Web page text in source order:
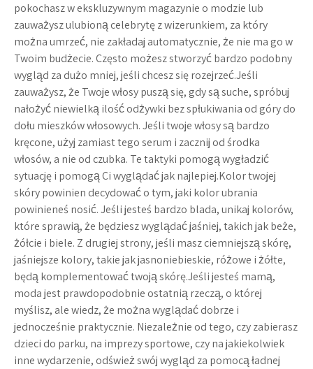
pokochasz w ekskluzywnym magazynie o modzie lub
zauważysz ulubioną celebrytę z wizerunkiem, za który
można umrzeć, nie zakładaj automatycznie, że nie ma go w
Twoim budżecie. Często możesz stworzyć bardzo podobny
wygląd za dużo mniej, jeśli chcesz się rozejrzeć.Jeśli
zauważysz, że Twoje włosy puszą się, gdy są suche, spróbuj
nałożyć niewielką ilość odżywki bez spłukiwania od góry do
dołu mieszków włosowych. Jeśli twoje włosy są bardzo
kręcone, użyj zamiast tego serum i zacznij od środka
włosów, a nie od czubka. Te taktyki pomogą wygładzić
sytuację i pomogą Ci wyglądać jak najlepiej.Kolor twojej
skóry powinien decydować o tym, jaki kolor ubrania
powinieneś nosić. Jeśli jesteś bardzo blada, unikaj kolorów,
które sprawią, że będziesz wyglądać jaśniej, takich jak beże,
żółcie i biele. Z drugiej strony, jeśli masz ciemniejszą skórę,
jaśniejsze kolory, takie jak jasnoniebieskie, różowe i żółte,
będą komplementować twoją skórę.Jeśli jesteś mamą,
moda jest prawdopodobnie ostatnią rzeczą, o której
myślisz, ale wiedz, że można wyglądać dobrze i
jednocześnie praktycznie. Niezależnie od tego, czy zabierasz
dzieci do parku, na imprezy sportowe, czy na jakiekolwiek
inne wydarzenie, odśwież swój wygląd za pomocą ładnej